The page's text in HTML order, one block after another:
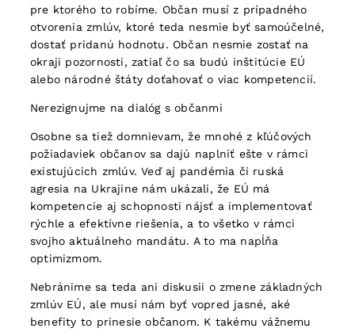
pre ktorého to robíme. Občan musí z prípadného
otvorenia zmlúv, ktoré teda nesmie byť samoúčelné,
dostať pridanú hodnotu. Občan nesmie zostať na
okraji pozornosti, zatiaľ čo sa budú inštitúcie EÚ
alebo národné štáty doťahovať o viac kompetencií.
Nerezignujme na dialóg s občanmi
Osobne sa tiež domnievam, že mnohé z kľúčových
požiadaviek občanov sa dajú naplniť ešte v rámci
existujúcich zmlúv. Veď aj pandémia či ruská
agresia na Ukrajine nám ukázali, že EÚ má
kompetencie aj schopnosti nájsť a implementovať
rýchle a efektívne riešenia, a to všetko v rámci
svojho aktuálneho mandátu. A to ma napĺňa
optimizmom.
Nebránime sa teda ani diskusii o zmene základných
zmlúv EÚ, ale musí nám byť vopred jasné, aké
benefity to prinesie občanom. K takému vážnemu